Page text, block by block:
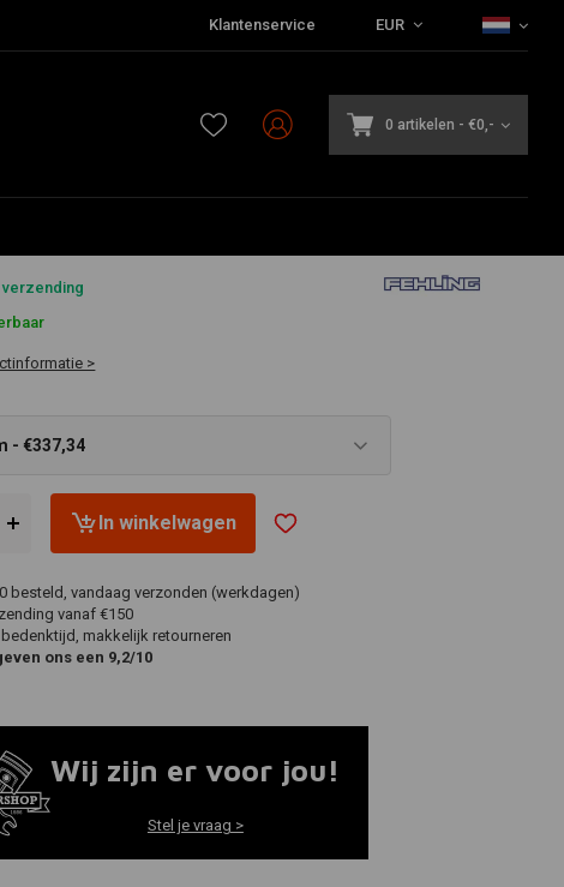
Klantenservice EUR
0 artikelen - €0,-
verzending
>
- €337,34
In winkelwagen
besteld, vandaag verzonden (werkdagen)
vanaf €150
makkelijk retourneren
ons een 9,2/10
Wij zijn er voor jou!
Stel je vraag >